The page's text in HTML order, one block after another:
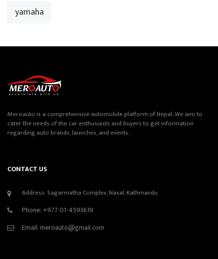
yamaha
Meroauto is a comprehensive automobile platform of Nepal. We aim to
cater the needs of the car enthusiasts and buyers to get information
regarding auto brands, launches, and events.
CONTACT US
Address: Sagarmatha Complex, Naxal, Kathmandu
Phone: +977 01-4593619
Email:meroauto@gmail.com